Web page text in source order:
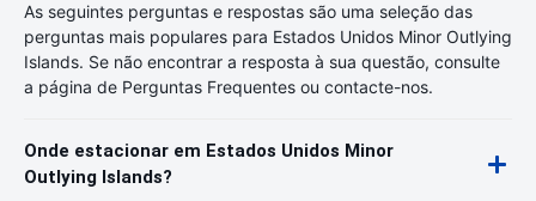
As seguintes perguntas e respostas são uma seleção das
perguntas mais populares para Estados Unidos Minor Outlying
Islands. Se não encontrar a resposta à sua questão, consulte
a página de Perguntas Frequentes ou contacte-nos.
Onde estacionar em Estados Unidos Minor
Outlying Islands?